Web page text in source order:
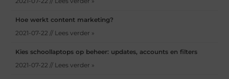
Hoe werkt content marketing?
2021-07-22 // Lees verder »
Kies schoollaptops op beheer: updates, accounts en filters
2021-07-22 // Lees verder »